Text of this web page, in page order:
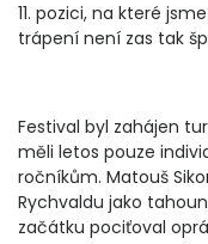
11. pozici, na které
trápení není zas tak
Festival byl zahájen
měli letos pouze
ročníkům. Matouš
Rychvaldu jako
začátku pociťoval